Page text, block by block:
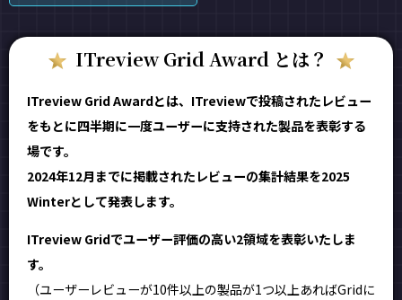
ITreview Grid Award とは？
ITreview Grid Awardとは、ITreviewで投稿されたレビュー
をもとに四半期に一度ユーザーに支持された製品を表彰する
場です。
2024年12月までに掲載されたレビューの集計結果を2025
Winterとして発表します。
ITreview Gridでユーザー評価の高い2領域を表彰いたしま
す。
（ユーザーレビューが10件以上の製品が1つ以上あればGridに